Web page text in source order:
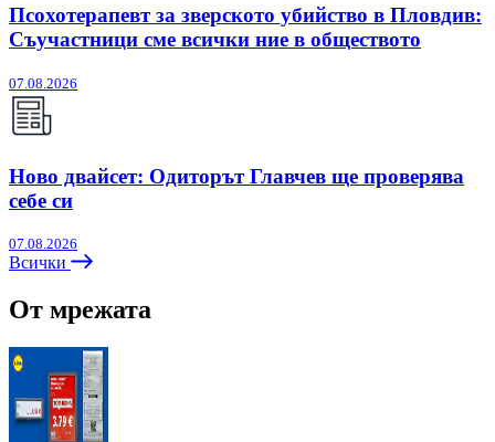
Псохотерапевт за зверското убийство в Пловдив:
Съучастници сме всички ние в обществото
07.08.2026
Ново двайсет: Одиторът Главчев ще проверява
себе си
07.08.2026
Всички
От мрежата